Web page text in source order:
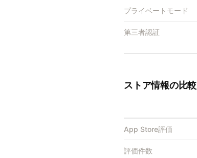
プライベートモード
第三者認証
ストア情報の比較
App Store評価
評価件数